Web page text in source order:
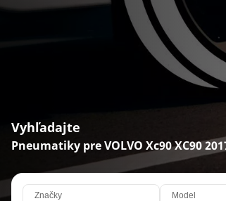
Vyhľadajte
Pneumatiky pre VOLVO Xc90 XC90
Značky Model